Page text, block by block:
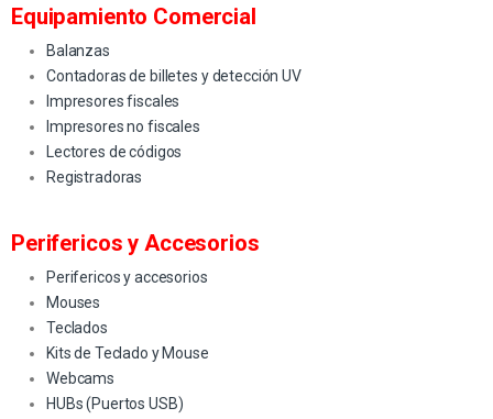
Equipamiento Comercial
Balanzas
Contadoras de billetes y detección UV
Impresores fiscales
Impresores no fiscales
Lectores de códigos
Registradoras
Perifericos y Accesorios
Perifericos y accesorios
Mouses
Teclados
Kits de Teclado y Mouse
Webcams
HUBs (Puertos USB)